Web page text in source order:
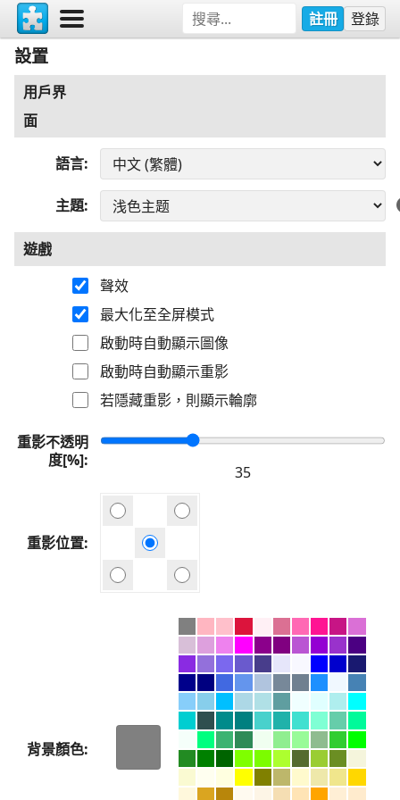
註冊 登錄
設置
用戶界
面
語言
主題
遊戲
聲效
最大化至全屏模式
啟動時自動顯示圖像
啟動時自動顯示重影
若隱藏重影，則顯示輪廓
重影不透明
度[%]
重影位置
背景顏色